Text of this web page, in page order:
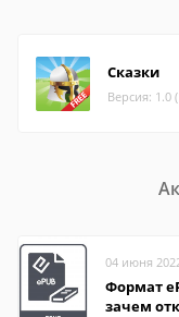
Сказки
Версия: 1.0
04 июня
Формат
зачем